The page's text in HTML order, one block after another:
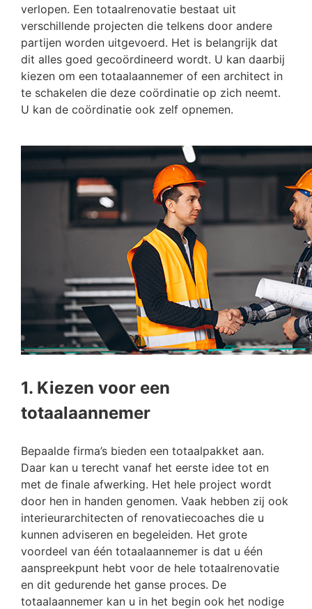
verlopen. Een totaalrenovatie bestaat uit
verschillende projecten die telkens door andere
partijen worden uitgevoerd. Het is belangrijk dat
dit alles goed gecoördineerd wordt. U kan daarbij
kiezen om een totaalaannemer of een architect in
te schakelen die deze coördinatie op zich neemt.
U kan de coördinatie ook zelf opnemen.
1. Kiezen voor een
totaalaannemer
Bepaalde firma’s bieden een totaalpakket aan.
Daar kan u terecht vanaf het eerste idee tot en
met de finale afwerking. Het hele project wordt
door hen in handen genomen. Vaak hebben zij ook
interieurarchitecten of renovatiecoaches die u
kunnen adviseren en begeleiden. Het grote
voordeel van één totaalaannemer is dat u één
aanspreekpunt hebt voor de hele totaalrenovatie
en dit gedurende het ganse proces. De
totaalaannemer kan u in het begin ook het nodige